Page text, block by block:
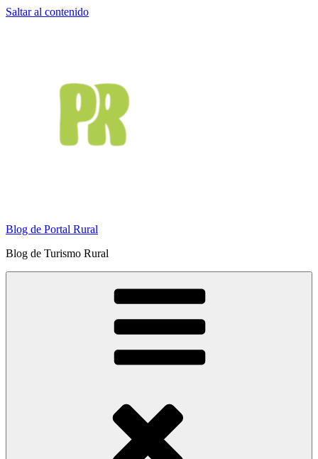
Saltar al contenido
Blog de Portal Rural
Blog de Turismo Rural